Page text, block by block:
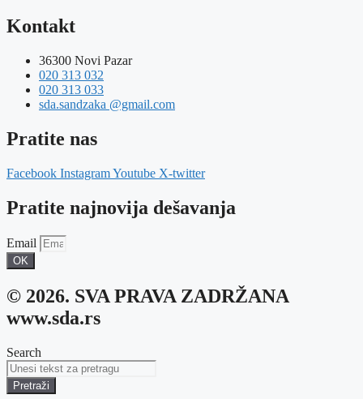
Kontakt
36300 Novi Pazar
020 313 032
020 313 033
sda.sandzaka @gmail.com
Pratite nas
Facebook InstagramYoutube X-twitter
Pratite najnovija dešavanja
Email
OK
© 2026. SVA PRAVA ZADRŽANA
www.sda.rs
Search
Pretraži